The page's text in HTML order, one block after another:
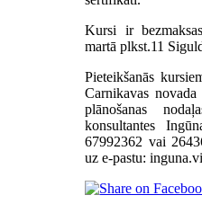
Kursi ir
martā plkst.11
Pieteikšanās
Carnikavas
plānošanas
konsultantes
67992362 vai
uz e-pastu: